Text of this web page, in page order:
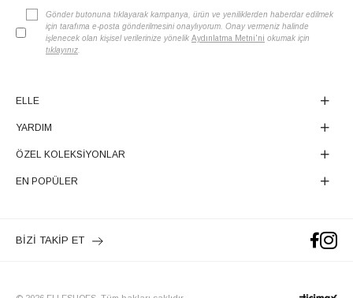
Gönder butonuna tıklayarak kampanya, ürün ve yeniliklerden haberdar edilmek
için tarafıma e-posta gönderilmesini onaylıyorum. Onay vermeniz halinde
işlenecek olan kişisel verilerinize yönelik Aydınlatma Metni'ni okumak için
tıklayınız
ELLE
YARDIM
ÖZEL KOLEKSİYONLAR
EN POPÜLER
BİZİ TAKİP ET